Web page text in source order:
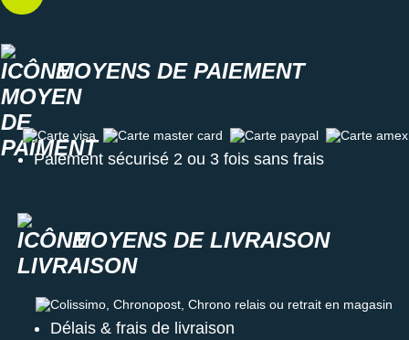
MOYENS DE PAIEMENT
Carte visa Carte master card Carte paypal Carte amex
Paiement sécurisé 2 ou 3 fois sans frais
MOYENS DE LIVRAISON
Colissimo, Chronopost, Chrono relais ou retrait en magasin
Délais & frais de livraison